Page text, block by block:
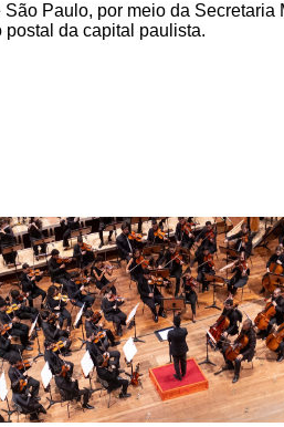
Paulo, por meio da
postal da capital paulista.